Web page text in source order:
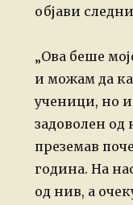
објави
„Ова беше
и можам да
ученици, но и
задоволен од
преземав
година. На
од нив, а